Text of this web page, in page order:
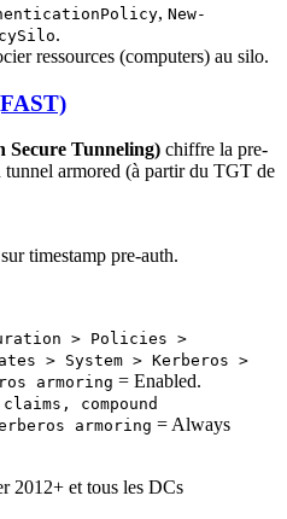
, New-
.
ressources (computers) au silo.
Secure Tunneling) chiffre la pre-
armored (à partir du TGT de
timestamp pre-auth.
> Policies >
> System > Kerberos >
armoring = Enabled.
compound
armoring = Always
2012+ et tous les DCs